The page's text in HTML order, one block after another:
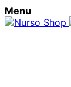
Menu